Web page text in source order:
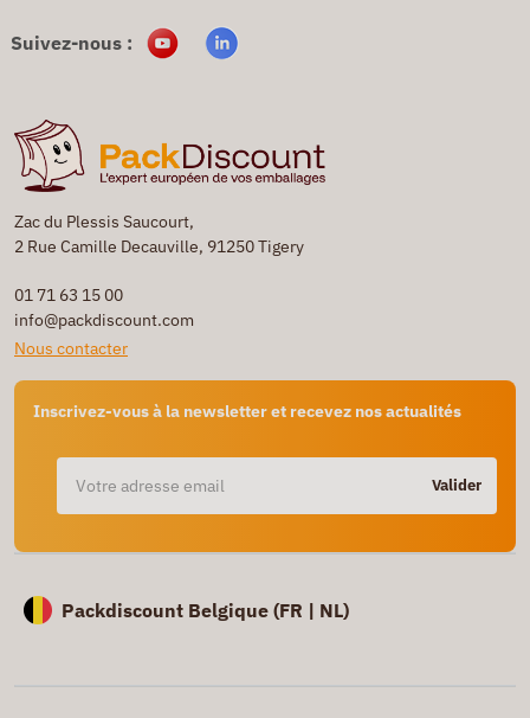
Zac du Plessis Saucourt,
2 Rue Camille Decauville, 91250 Tigery
01 71 63 15 00
info@packdiscount.com
Nous contacter
Inscrivez-vous à la newsletter et recevez nos actualités
Valider
Suivez-nous :
Packdiscount Belgique (FR | NL)